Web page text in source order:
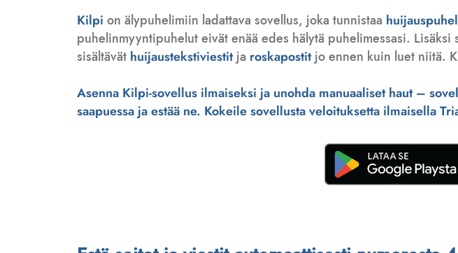
Kilpi on älypuhelimiin ladattava sovellus, joka tunnistaa
puhelinmyyntipuhelut eivät enää edes hälytä puhelimessasi.
sisältävät huijaustekstiviestitja roskapostitjo ennen kuin luet niitä.
Asenna Kilpi-sovellus ilmaiseksi ja unohda manuaaliset haut –
saapuessa ja estää ne. Kokeile sovellusta veloituksetta ilmaisella